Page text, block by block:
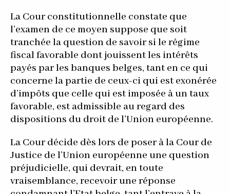
La Cour constitutionnelle constate que
l’examen de ce moyen suppose que soit
tranchée la question de savoir si le régime
fiscal favorable dont jouissent les intérêts
payés par les banques belges, tant en ce qui
concerne la partie de ceux-ci qui est exonérée
d’impôts que celle qui est imposée à un taux
favorable, est admissible au regard des
dispositions du droit de l’Union européenne.
La Cour décide dès lors de poser à la Cour de
Justice de l’Union européenne une question
préjudicielle, qui devrait, en toute
vraisemblance, recevoir une réponse